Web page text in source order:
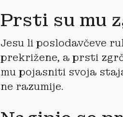
Prsti su mu
Jesu li poslodavčeve
prekrižene, a prsti
mu pojasniti svoja
ne razumije.